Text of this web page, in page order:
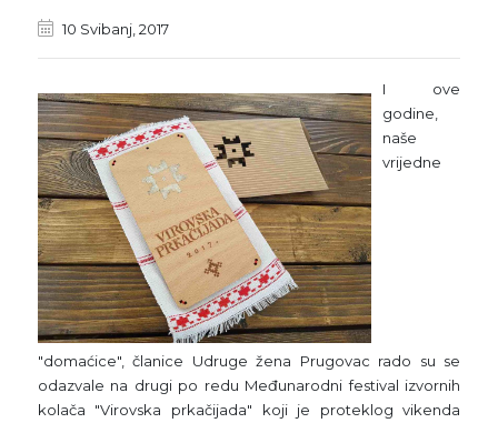
10 Svibanj, 2017
I ove
godine,
naše
vrijedne
"domaćice", članice Udruge žena Prugovac rado su se
odazvale na drugi po redu Međunarodni festival izvornih
kolača "Virovska prkačijada" koji je proteklog vikenda